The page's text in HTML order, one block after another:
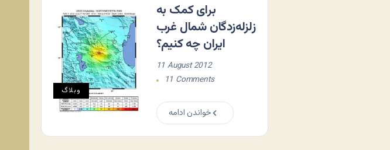
وبلاگ
برای کمک به
زلزله‌زدگان شمال غرب
ایران چه کنیم؟
11 August 2012
11 Comments
خواندن ادامه